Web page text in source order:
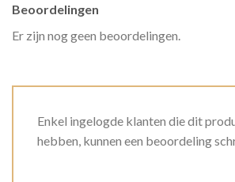
Beoordelingen
Er zijn nog geen beoordelingen.
Enkel ingelogde klanten die dit
hebben, kunnen een beoordeling